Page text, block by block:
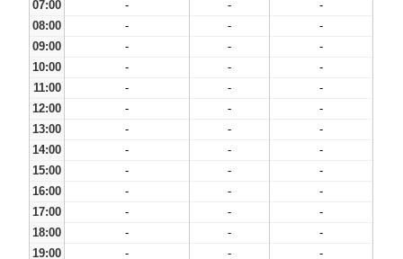
07:00
- -
-
08:00
- -
-
09:00
- -
-
10:00
- -
-
11:00
- -
-
12:00
- -
-
13:00
- -
-
14:00
- -
-
15:00
- -
-
16:00
- -
-
17:00
- -
-
18:00
- -
-
19:00
- -
-